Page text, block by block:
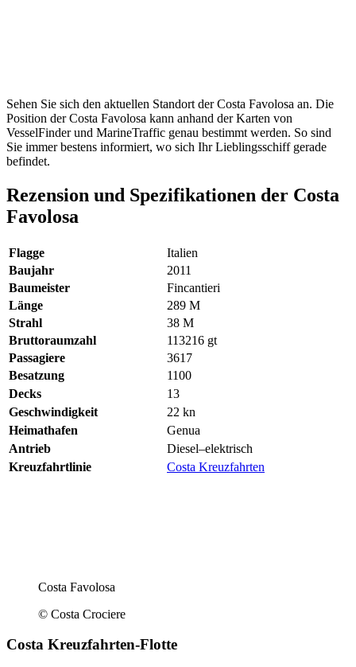
Sehen Sie sich den aktuellen Standort der Costa Favolosa an. Die
Position der Costa Favolosa kann anhand der Karten von
VesselFinder und MarineTraffic genau bestimmt werden. So sind
Sie immer bestens informiert, wo sich Ihr Lieblingsschiff gerade
befindet.
Rezension und Spezifikationen der Costa
Favolosa
Flagge
Italien
Baujahr
2011
Baumeister
Fincantieri
Länge
289 M
Strahl
38 M
Bruttoraumzahl
113216 gt
Passagiere
3617
Besatzung
1100
Decks
13
Geschwindigkeit
22 kn
Heimathafen
Genua
Antrieb
Diesel–elektrisch
Kreuzfahrtlinie
Costa Kreuzfahrten
Costa Favolosa
© Costa Crociere
Costa Kreuzfahrten-Flotte